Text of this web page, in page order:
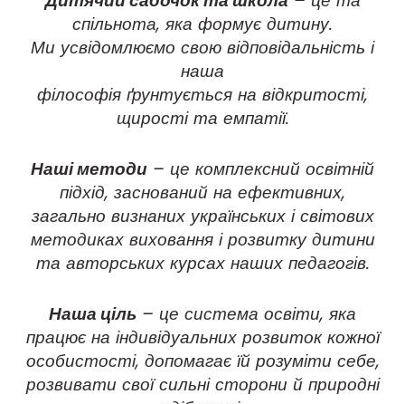
спільнота, яка формує дитину.
Ми усвідомлюємо свою відповідальність і
наша
філософія ґрунтується на відкритості,
щирості та емпатії.
Наші методи – це комплексний освітній
підхід, заснований на ефективних,
загально визнаних українських і світових
методиках виховання і розвитку дитини
та авторських курсах наших педагогів.
Наша ціль – це система освіти, яка
працює на індивідуальних розвиток кожної
особистості, допомагає їй розуміти себе,
розвивати свої сильні сторони й природні